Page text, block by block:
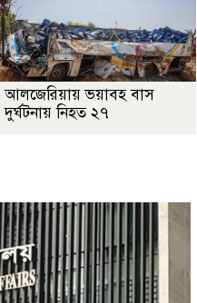
আলজেরিয়ায় ভয়াবহ বাস
দুর্ঘটনায় নিহত ২৭